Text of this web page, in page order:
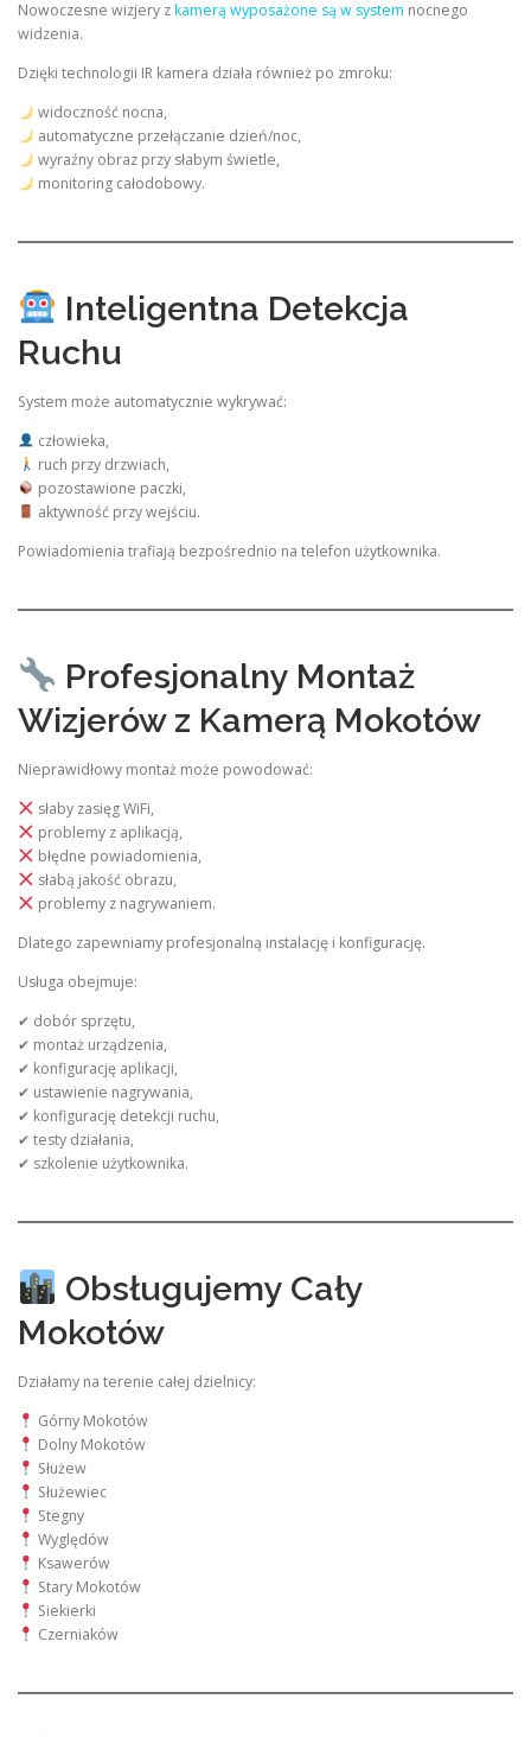
Nowoczesne wizjery zkamerą wyposażone są w system nocnego
widzenia.
Dzięki technologii IR kamera działa również po zmroku:
widoczność nocna,
automatyczne przełączanie dzień/noc,
wyraźny obraz przy słabym świetle,
monitoring całodobowy.
Inteligentna Detekcja
Ruchu
System może automatycznie wykrywać:
człowieka,
ruch przy drzwiach,
pozostawione paczki,
aktywność przy wejściu.
Powiadomienia trafiają bezpośrednio na telefon użytkownika.
Profesjonalny Montaż
Wizjerów z Kamerą Mokotów
Nieprawidłowy montaż może powodować:
słaby zasięg WiFi,
problemy z aplikacją,
błędne powiadomienia,
słabą jakość obrazu,
problemy z nagrywaniem.
Dlatego zapewniamy profesjonalną instalację i konfigurację.
Usługa obejmuje:
✔ dobór sprzętu,
✔ montaż urządzenia,
✔ konfigurację aplikacji,
✔ ustawienie nagrywania,
✔ konfigurację detekcji ruchu,
✔ testy działania,
✔ szkolenie użytkownika.
Obsługujemy Cały
Mokotów
Działamy na terenie całej dzielnicy:
Górny Mokotów
Dolny Mokotów
Służew
Służewiec
Stegny
Wyględów
Ksawerów
Stary Mokotów
Siekierki
Czerniaków